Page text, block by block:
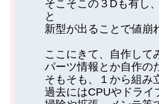
そこそこの３Dも有し
と
新型が出ることで値崩
ここにきて、自作して
パーツ情報とか自作の
そもそも、１から組み
過去にはCPUやドライ